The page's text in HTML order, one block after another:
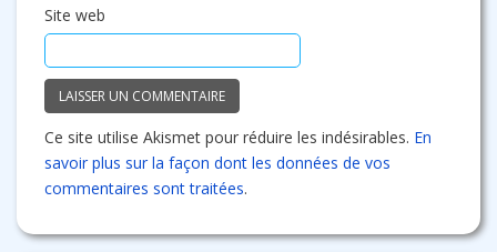
Site web
Ce site utilise Akismet pour réduire les indésirables. En
savoir plus sur la façon dont les données de vos
commentaires sont traitées.